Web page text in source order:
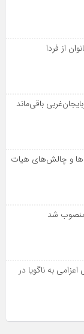
از فردا
باقی‌ماند
و چالش‌های هیات
شد
به ناگویا در